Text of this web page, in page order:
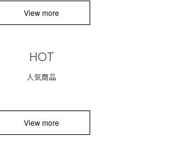
View more
HOT
人気商品
View more